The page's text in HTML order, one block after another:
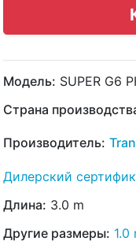
Модель: SUPER G6
Страна
Производитель:
Дилерский
Длина: 3.0 m
Другие размеры: 1.0